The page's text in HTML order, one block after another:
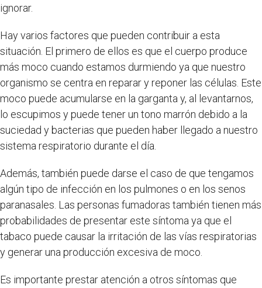
ignorar.
Hay varios factores que pueden contribuir a esta
situación. El primero de ellos es que el cuerpo produce
más moco cuando estamos durmiendo ya que nuestro
organismo se centra en reparar y reponer las células. Este
moco puede acumularse en la garganta y, al levantarnos,
lo escupimos y puede tener un tono marrón debido a la
suciedad y bacterias que pueden haber llegado a nuestro
sistema respiratorio durante el día.
Además, también puede darse el caso de que tengamos
algún tipo de infección en los pulmones o en los senos
paranasales. Las personas fumadoras también tienen más
probabilidades de presentar este síntoma ya que el
tabaco puede causar la irritación de las vías respiratorias
y generar una producción excesiva de moco.
Es importante prestar atención a otros síntomas que